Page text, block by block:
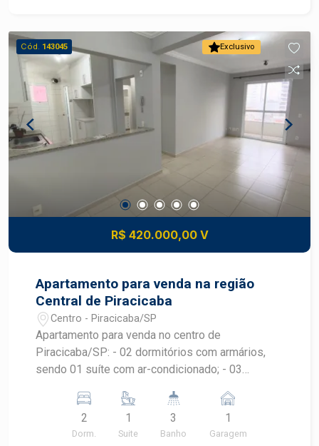
Exclusivo
Cód. 143045
R$ 420.000,00 V
Apartamento para venda na região
Central de Piracicaba
Centro - Piracicaba/SP
Apartamento para venda no centro de
Piracicaba/SP: - 02 dormitórios com armários,
sendo 01 suíte com ar-condicionado; - 03
ambientes com sacada; - cozinha americana
planejada; - lavanderia com armário; - 01 vaga de
garagem. Próximo a comércios, bancos,
2
Dorm.
1
Suite
3
Banho
1
Garagem